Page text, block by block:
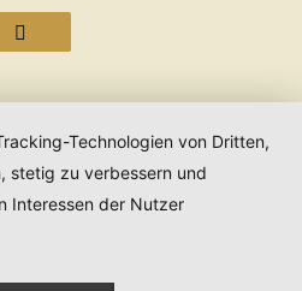
Technologien von Dritten,
stetig zu verbessern und
Interessen der Nutzer